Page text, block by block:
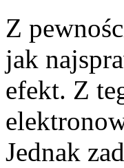
Z
jak
efekt. Z
Jednak